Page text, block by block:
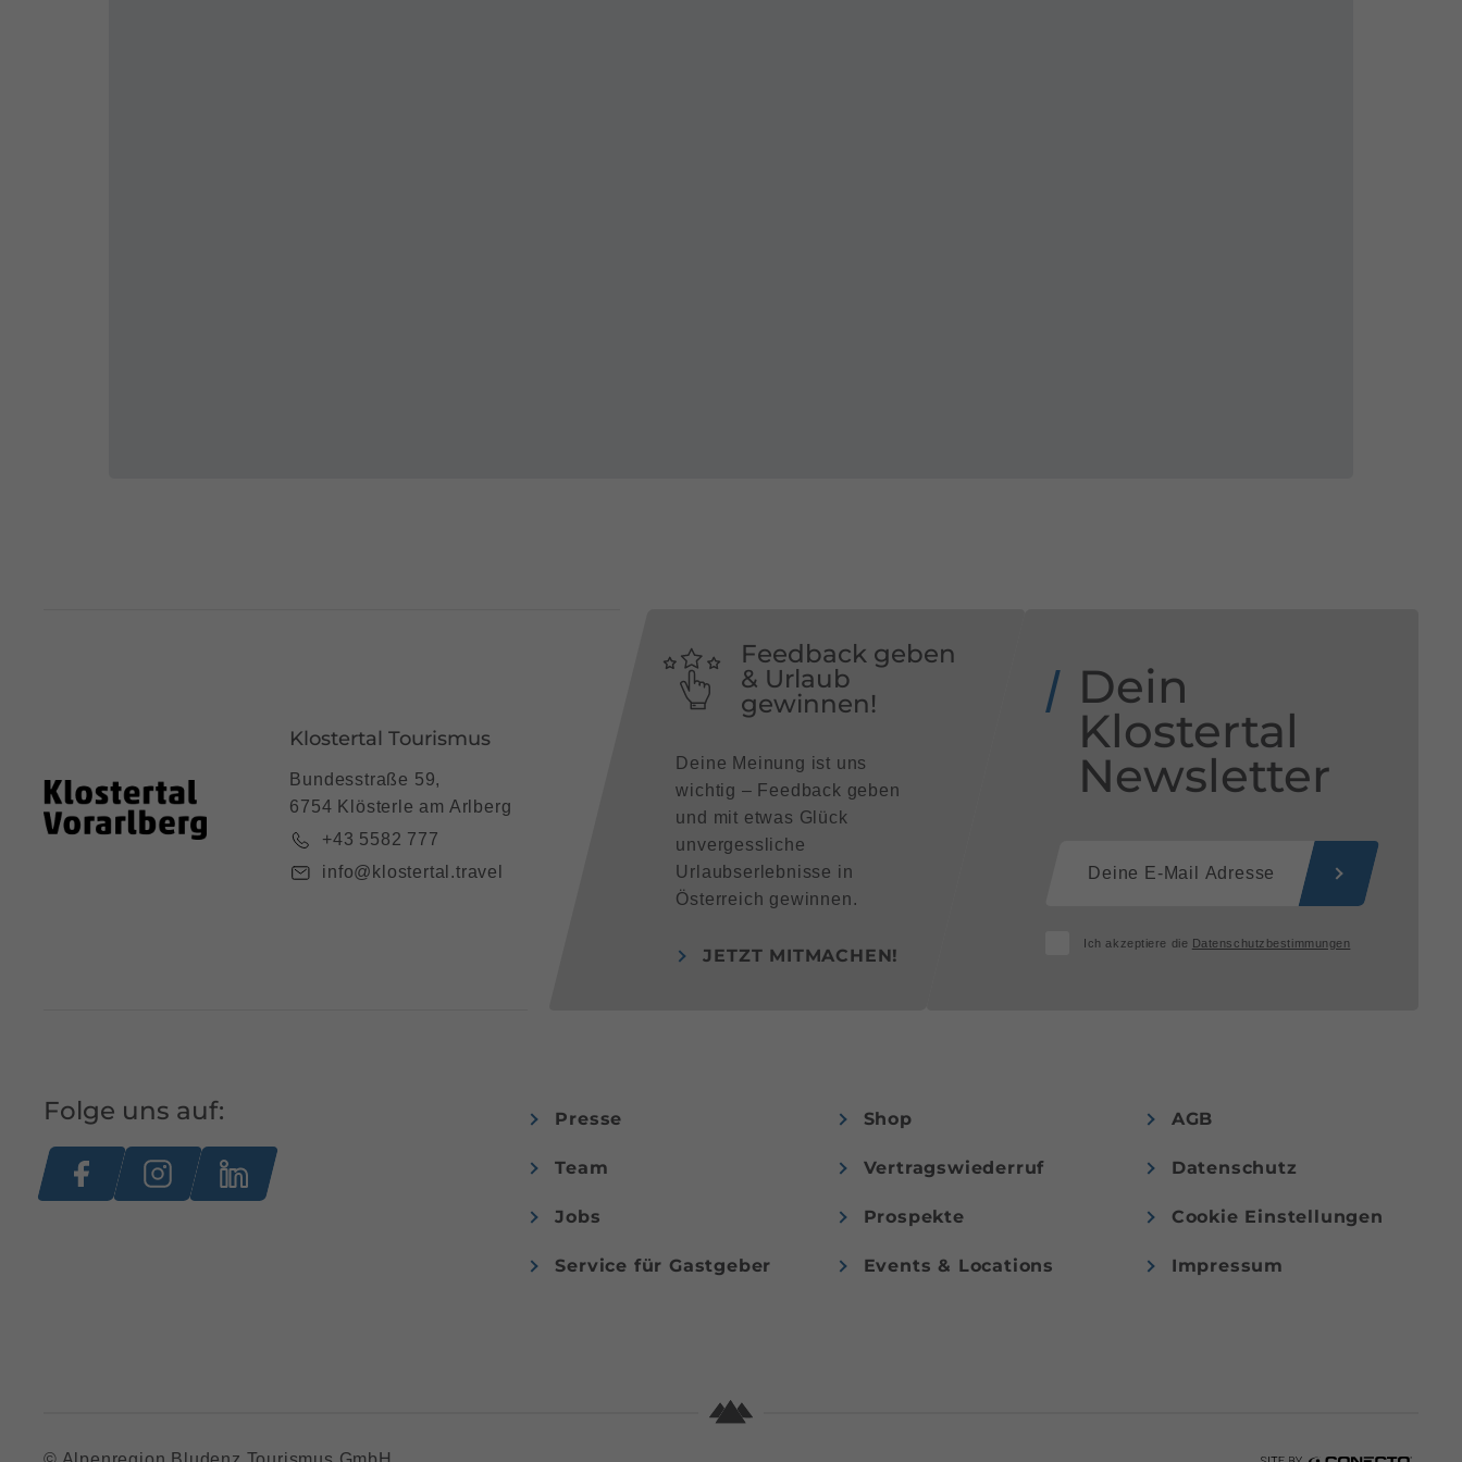
Folge uns auf:
Feedback geben
& Urlaub
gewinnen!
Deine Meinung ist uns
wichtig – Feedback geben
und mit etwas Glück
unvergessliche
Urlaubserlebnisse in
Österreich gewinnen.
JETZT MITMACHEN!
Dein
Klostertal
Newsletter
Ich akzeptiere die Datenschutzbestimmungen
Klostertal Tourismus
Bundesstraße 59,
6754 Klösterle am Arlberg
+43 5582 777
info@klostertal.travel
Presse
Team
Jobs
Service für Gastgeber
Shop
Vertragswiederruf
Prospekte
Events & Locations
AGB
Datenschutz
Cookie Einstellungen
Impressum